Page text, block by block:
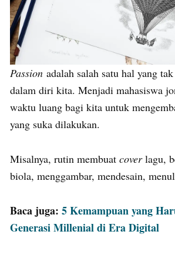
Passion adalah salah satu hal yang
dalam diri kita. Menjadi mahasiswa
waktu luang bagi kita untuk
yang suka dilakukan.
Misalnya, rutin membuat coverlagu,
biola, menggambar, mendesain,
Baca juga: 5 Kemampuan yang
Generasi Millenial di Era Digital